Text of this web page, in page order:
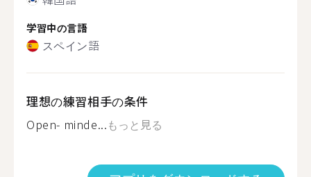
学習中の言語
スペイン語
理想の練習相手の条件
Open- minde...もっと見る